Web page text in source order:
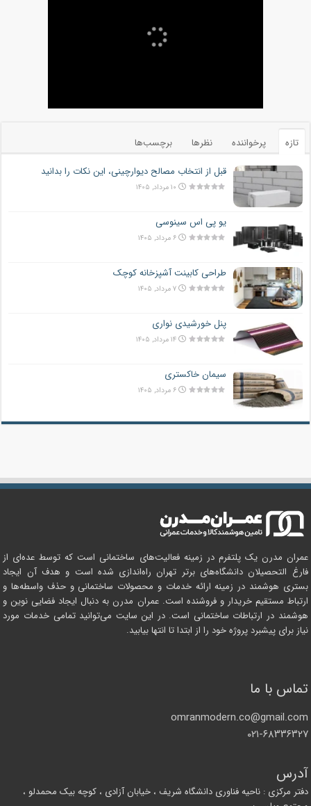
تازه پرخواننده نظرها
برچسب‌ها
قبل از انتخاب مصالح دیوارچینی، این نکات را بدانید
۱۰ مرداد, ۱۴۰۵
یو پی اس سینوسی
۶ مرداد, ۱۴۰۵
طراحی کابینت آشپزخانه کوچک
۷ مرداد, ۱۴۰۵
پنل خورشیدی نواری
۱۴ مرداد, ۱۴۰۵
سیمان خاکستری
۶ مرداد, ۱۴۰۵
عمران مدرن یک پلتفرم در زمینه فعالیت‌های ساختمانی است که توسط عده‌ای از
فارغ التحصیلان دانشگاه‌های برتر تهران راه‌اندازی شده است و هدف آن ایجاد
بستری هوشمند در زمینه ارائه خدمات و محصولات ساختمانی و حذف واسطه‌ها و
ارتباط مستقیم خریدار و فروشنده است. عمران مدرن به دنبال ایجاد فضایی نوین و
هوشمند در ارتباطات ساختمانی است. در این سایت می‌توانید تمامی خدمات مورد
نیاز برای پیشبرد پروژه خود را از ابتدا تا انتها بیابید.
تماس با ما
omranmodern.co@gmail.com
۰۲۱-۶۸۳۳۶۳۲۷
آدرس
دفتر مرکزی : ناحیه فناوری دانشگاه شریف ، خیابان آزادی ، کوچه بیک محمدلو ،